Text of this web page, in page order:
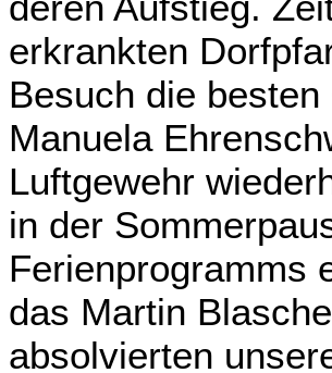
erkrankten
Besuch die
Manuela
Luftgewehr
in der
Ferienprogramms
das Martin
absolvierten